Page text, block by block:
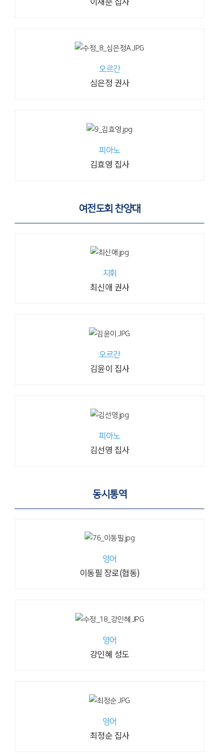
오르간
심은정 권사
피아노
김효영 집사
여전도회 찬양대
지휘
최신애 권사
오르간
김윤이 집사
피아노
김선영 집사
동시통역
영어
이동필 장로(협동)
영어
강인혜 성도
영어
최정순 집사